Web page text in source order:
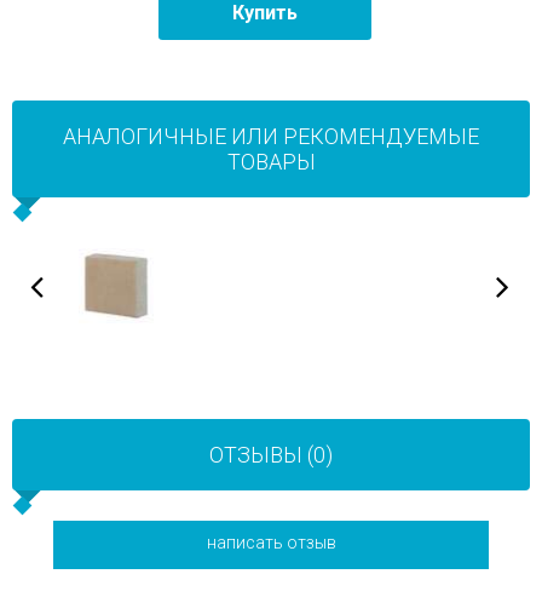
Купить
АНАЛОГИЧНЫЕ ИЛИ РЕКОМЕНДУЕМЫЕ
ТОВАРЫ
ОТЗЫВЫ (0)
написать отзыв